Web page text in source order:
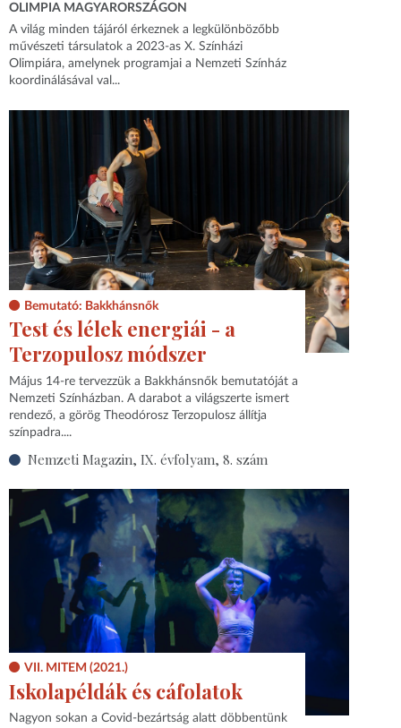
OLIMPIA MAGYARORSZÁGON
A világ minden tájáról érkeznek a legkülönbözőbb
művészeti társulatok a 2023-as X. Színházi
Olimpiára, amelynek programjai a Nemzeti Színház
koordinálásával val...
Bemutató: Bakkhánsnők
Test és lélek energiái - a
Terzopulosz módszer
Május 14-re tervezzük a Bakkhánsnők bemutatóját a
Nemzeti Színházban. A darabot a világszerte ismert
rendező, a görög Theodórosz Terzopulosz állítja
színpadra....
Nemzeti Magazin, IX. évfolyam, 8. szám
VII. MITEM (2021.)
Iskolapéldák és cáfolatok
Nagyon sokan a Covid-bezártság alatt döbbentünk